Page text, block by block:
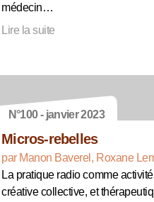
médecin…
Lire la suite
N°100 - janvier 2023
Micros-rebelles
par Manon Baverel, Roxane
La pratique radio comme activité
créative collective, et